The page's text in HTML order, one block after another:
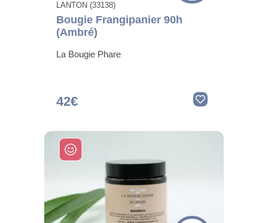
LANTON (33138)
Bougie Frangipanier 90h
(Ambré)
La Bougie Phare
42€